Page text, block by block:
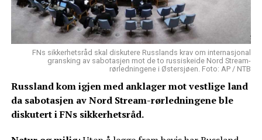
FNs sikkerhetsråd skal diskutere Russlands krav om internasjonal
gransking av sabotasjen mot de to russiskeide Nord Stream-
rørledningene i Østersjøen. Foto: AP / NTB
Russland kom igjen med anklager mot vestlige land
da sabotasjen av Nord Stream-rørledningene ble
diskutert i FNs sikkerhetsråd.